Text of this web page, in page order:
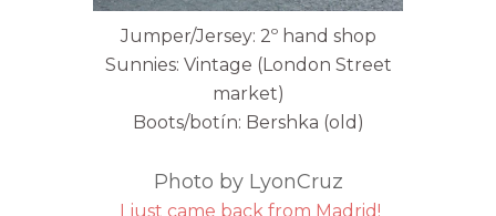
Jumper/Jersey: 2º hand shop
Sunnies: Vintage (London Street
market)
Boots/botín: Bershka (old)
Photo by LyonCruz
I just came back from Madrid!